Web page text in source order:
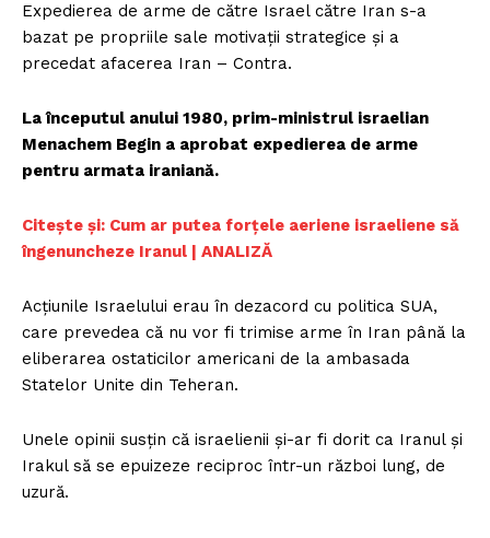
Expedierea de arme de către Israel către Iran s-a
bazat pe propriile sale motivații strategice și a
precedat afacerea Iran – Contra.
La începutul anului 1980, prim-ministrul israelian
Menachem Begin a aprobat expedierea de arme
pentru armata iraniană.
Citește și: Cum ar putea forțele aeriene israeliene să
îngenuncheze Iranul | ANALIZĂ
Acțiunile Israelului erau în dezacord cu politica SUA,
care prevedea că nu vor fi trimise arme în Iran până la
eliberarea ostaticilor americani de la ambasada
Statelor Unite din Teheran.
Unele opinii susțin că israelienii și-ar fi dorit ca Iranul și
Irakul să se epuizeze reciproc într-un război lung, de
uzură.